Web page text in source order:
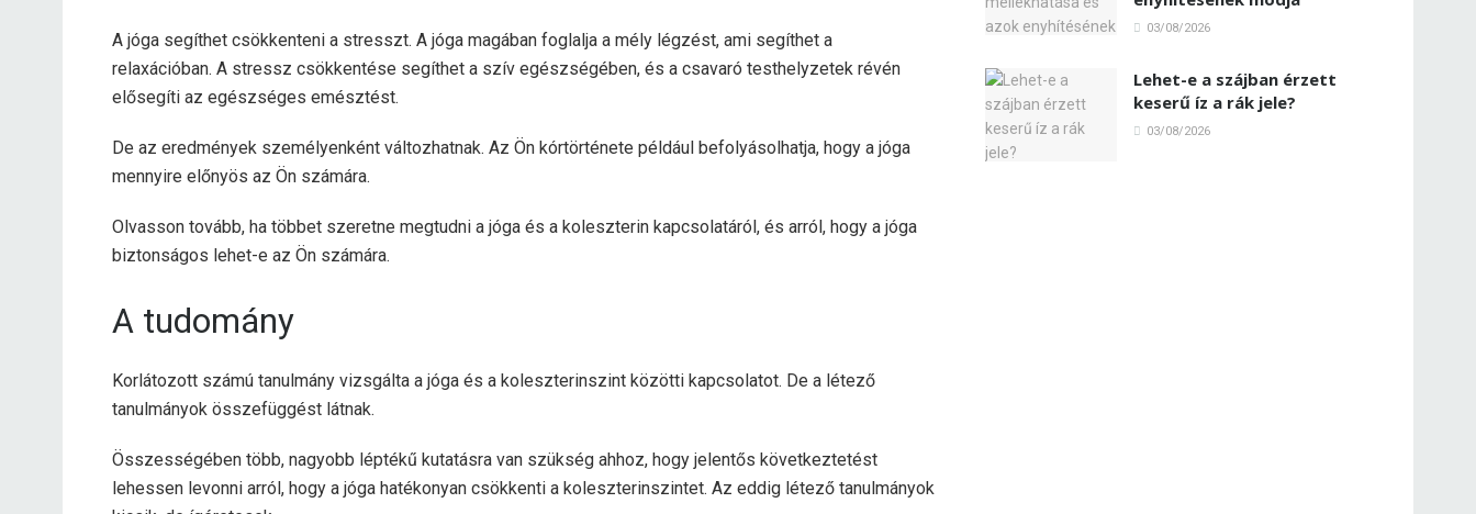
A jóga segíthet csökkenteni a stresszt. A jóga magában foglalja a mély légzést, ami segíthet a
relaxációban. A stressz csökkentése segíthet a szív egészségében, és a csavaró testhelyzetek révén
elősegíti az egészséges emésztést.
De az eredmények személyenként változhatnak. Az Ön kórtörténete például befolyásolhatja, hogy a jóga
mennyire előnyös az Ön számára.
Olvasson tovább, ha többet szeretne megtudni a jóga és a koleszterin kapcsolatáról, és arról, hogy a jóga
biztonságos lehet-e az Ön számára.
A tudomány
Korlátozott számú tanulmány vizsgálta a jóga és a koleszterinszint közötti kapcsolatot. De a létező
tanulmányok összefüggést látnak.
Összességében több, nagyobb léptékű kutatásra van szükség ahhoz, hogy jelentős következtetést
lehessen levonni arról, hogy a jóga hatékonyan csökkenti a koleszterinszintet. Az eddig létező tanulmányok
03/08/2026
Lehet-e a szájban érzett
keserű íz a rák jele?
03/08/2026